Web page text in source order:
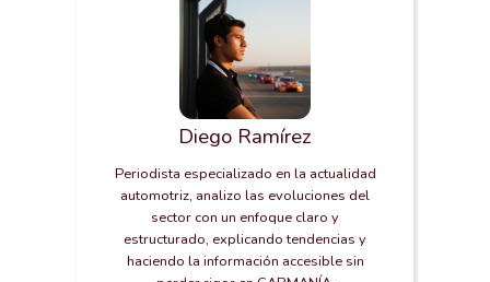
Diego Ramírez
Periodista especializado en la actualidad
automotriz, analizo las evoluciones del
sector con un enfoque claro y
estructurado, explicando tendencias y
haciendo la información accesible sin